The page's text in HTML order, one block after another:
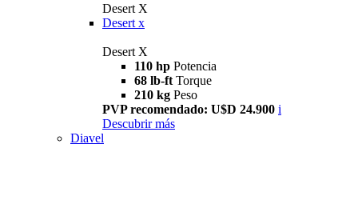
Desert X
Desert x
Desert X
110 hp Potencia
68 lb-ft Torque
210 kg Peso
PVP recomendado: U$D 24.900 i
Descubrir más
Diavel